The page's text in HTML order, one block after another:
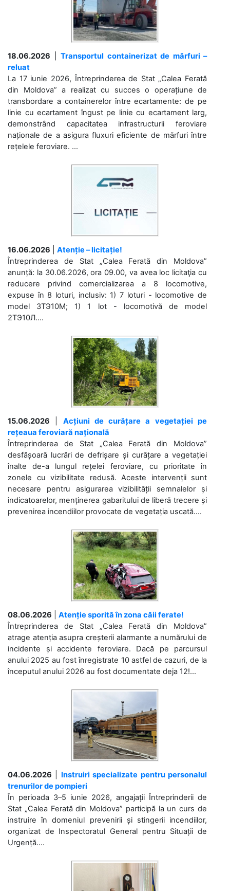
18.06.2026
Transportul containerizat de mărfuri –
reluat
La 17 iunie 2026, Întreprinderea de Stat „Calea Ferată
din Moldova” a realizat cu succes o operațiune de
transbordare a containerelor între ecartamente: de pe
linie cu ecartament îngust pe linie cu ecartament larg,
demonstrând capacitatea infrastructurii feroviare
naționale de a asigura fluxuri eficiente de mărfuri între
rețelele feroviare. ...
16.06.2026
Atenție – licitație!
Întreprinderea de Stat „Calea Ferată din Moldova”
anunță: la 30.06.2026, ora 09.00, va avea loc licitaţia cu
reducere privind comercializarea a 8 locomotive,
expuse în 8 loturi, inclusiv: 1) 7 loturi - locomotive de
model 3ТЭ10М; 1) 1 lot - locomotivă de model
2ТЭ10Л....
15.06.2026
Acțiuni de curățare a vegetației pe
rețeaua feroviară națională
Întreprinderea de Stat „Calea Ferată din Moldova”
desfășoară lucrări de defrișare și curățare a vegetației
înalte de-a lungul rețelei feroviare, cu prioritate în
zonele cu vizibilitate redusă. Aceste intervenții sunt
necesare pentru asigurarea vizibilității semnalelor și
indicatoarelor, menținerea gabaritului de liberă trecere și
prevenirea incendiilor provocate de vegetația uscată....
08.06.2026
Atenție sporită în zona căii ferate!
Întreprinderea de Stat „Calea Ferată din Moldova”
atrage atenția asupra creșterii alarmante a numărului de
incidente și accidente feroviare. Dacă pe parcursul
anului 2025 au fost înregistrate 10 astfel de cazuri, de la
începutul anului 2026 au fost documentate deja 12!...
04.06.2026
Instruiri specializate pentru personalul
trenurilor de pompieri
În perioada 3–5 iunie 2026, angajații Întreprinderii de
Stat „Calea Ferată din Moldova” participă la un curs de
instruire în domeniul prevenirii și stingerii incendiilor,
organizat de Inspectoratul General pentru Situații de
Urgență....